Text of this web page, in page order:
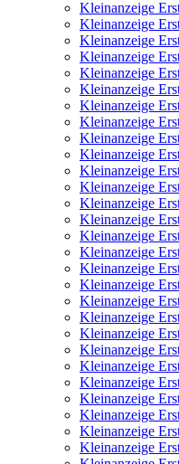
Kleinanzeige
Kleinanzeige
Kleinanzeige
Kleinanzeige
Kleinanzeige
Kleinanzeige
Kleinanzeige
Kleinanzeige
Kleinanzeige
Kleinanzeige
Kleinanzeige
Kleinanzeige
Kleinanzeige
Kleinanzeige
Kleinanzeige
Kleinanzeige
Kleinanzeige
Kleinanzeige
Kleinanzeige
Kleinanzeige
Kleinanzeige
Kleinanzeige
Kleinanzeige
Kleinanzeige
Kleinanzeige
Kleinanzeige
Kleinanzeige
Kleinanzeige